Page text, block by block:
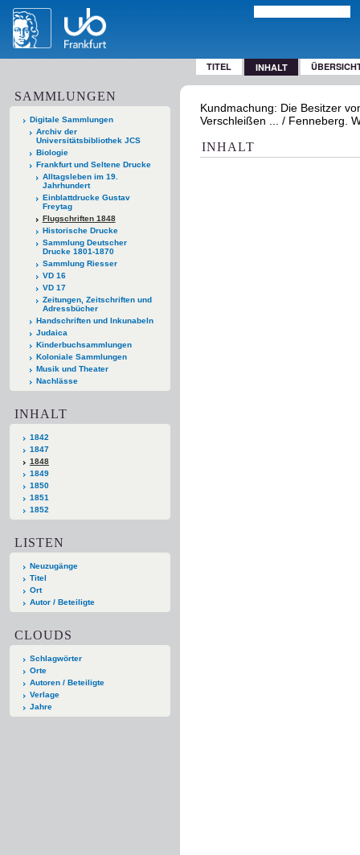
TITEL INHALT
SAMMLUNGEN
Digitale Sammlungen
Archiv der
Universitätsbibliothek JCS
Biologie
Frankfurt und Seltene Drucke
Alltagsleben im 19.
Jahrhundert
Einblattdrucke Gustav
Freytag
Flugschriften 1848
Historische Drucke
Sammlung Deutscher
Drucke 1801-1870
Sammlung Riesser
VD 16
VD 17
Zeitungen, Zeitschriften und
Adressbücher
Handschriften und Inkunabeln
Judaica
Kinderbuchsammlungen
Koloniale Sammlungen
Musik und Theater
Nachlässe
INHALT
1842
1847
1848
1849
1850
1851
1852
LISTEN
Neuzugänge
Titel
Ort
Autor / Beteiligte
CLOUDS
Schlagwörter
Orte
Autoren / Beteiligte
Verlage
Jahre
Kundmachung: Die Besitzer
Verschleißen ... / Fenneberg.
INHALT